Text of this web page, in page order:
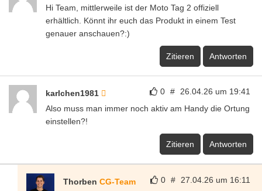
Hi Team, mittlerweile ist der Moto Tag 2 offiziell
erhältlich. Könnt ihr euch das Produkt in einem Test
genauer anschauen?:)
Zitieren Antworten
0 # 26.04.26 um 19:41
karlchen1981
Also muss man immer noch aktiv am Handy die Ortung
einstellen?!
Zitieren Antworten
0 # 27.04.26 um 16:11
Thorben CG-Team